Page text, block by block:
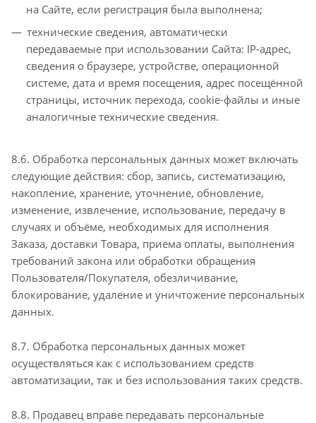
на Сайте, если регистрация была выполнена;
технические сведения, автоматически
передаваемые при использовании Сайта: IP-адрес,
сведения о браузере, устройстве, операционной
системе, дата и время посещения, адрес посещённой
страницы, источник перехода, cookie-файлы и иные
аналогичные технические сведения.
8.6. Обработка персональных данных может включать
следующие действия: сбор, запись, систематизацию,
накопление, хранение, уточнение, обновление,
изменение, извлечение, использование, передачу в
случаях и объёме, необходимых для исполнения
Заказа, доставки Товара, приёма оплаты, выполнения
требований закона или обработки обращения
Пользователя/Покупателя, обезличивание,
блокирование, удаление и уничтожение персональных
данных.
8.7. Обработка персональных данных может
осуществляться как с использованием средств
автоматизации, так и без использования таких средств.
8.8. Продавец вправе передавать персональные